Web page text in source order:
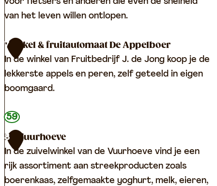
e
m
p
n
g
d
e
r
i
e
d
van het leven willen ontlopen.
D
e
G
r
e
n
e
G
e
7
Winkel & fruitautomaat De Appelboer
In de winkel van Fruitbedrijf J. de Jong koop je de
lekkerste appels en peren, zelf geteeld in eigen
boomgaard.
W
i
n
e
59
8
De Vuurhoeve
In de zuivelwinkel van de Vuurhoeve vind je een
rijk assortiment aan streekproducten zoals
boerenkaas, zelfgemaakte yoghurt, melk, eieren,